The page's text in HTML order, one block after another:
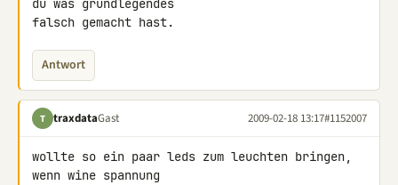
du was grundlegendes
falsch gemacht hast.
Antwort
T traxdataGast 2009-02-18 13:17#1152007
wollte so ein paar leds zum leuchten bringen,
wenn wine spannung